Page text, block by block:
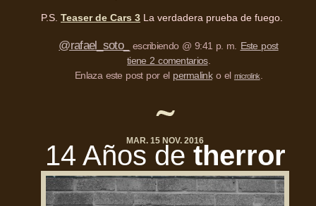
P.S. Teaser de Cars 3 La verdadera prueba de fuego.
@rafael_soto_ escribiendo @ 9:41 p. m. Este post
tiene 2 comentarios.
Enlaza este post por el permalinko el microlink
MAR. 15 NOV. 2016
14 Años de therror